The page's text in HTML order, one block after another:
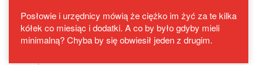
Posłowie i urzędnicy mówią że ciężko im żyć za te kilka
kółek co miesiąc i dodatki. A co by było gdyby mieli
minimalną? Chyba by się obwiesił jeden z drugim.